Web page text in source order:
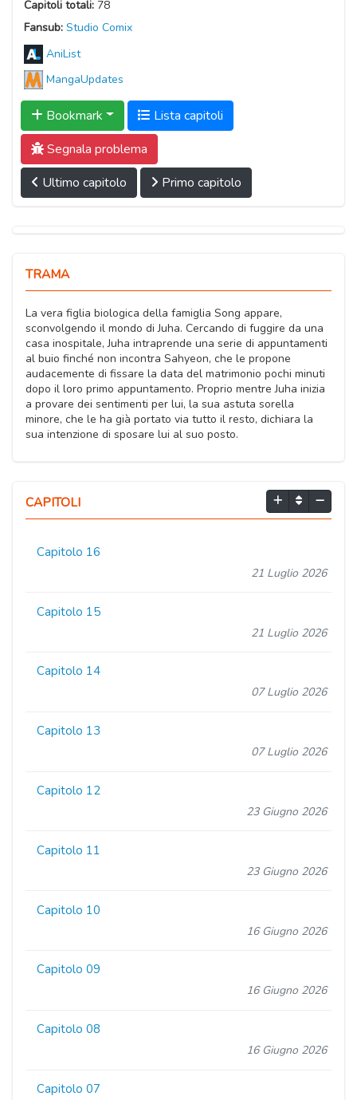
Capitoli totali: 78
Fansub: Studio Comix
AniList
MangaUpdates
Bookmark
Lista capitoli
Segnala problema
Ultimo capitolo
Primo capitolo
TRAMA
La vera figlia biologica della famiglia Song appare,
sconvolgendo il mondo di Juha. Cercando di fuggire da una
casa inospitale, Juha intraprende una serie di appuntamenti
al buio finché non incontra Sahyeon, che le propone
audacemente di fissare la data del matrimonio pochi minuti
dopo il loro primo appuntamento. Proprio mentre Juha inizia
a provare dei sentimenti per lui, la sua astuta sorella
minore, che le ha già portato via tutto il resto, dichiara la
sua intenzione di sposare lui al suo posto.
CAPITOLI
Capitolo 16
21 Luglio 2026
Capitolo 15
21 Luglio 2026
Capitolo 14
07 Luglio 2026
Capitolo 13
07 Luglio 2026
Capitolo 12
23 Giugno 2026
Capitolo 11
23 Giugno 2026
Capitolo 10
16 Giugno 2026
Capitolo 09
16 Giugno 2026
Capitolo 08
16 Giugno 2026
Capitolo 07